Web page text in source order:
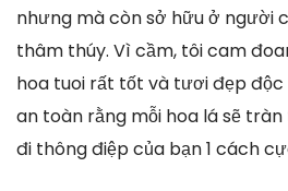
nhưng mà còn sở hữu ở người
thâm thúy. Vì cầm, tôi cam
hoa tuoi rất tốt và tươi đẹp
an toàn rằng mỗi hoa lá sẽ
đi thông điệp của bạn 1 cách